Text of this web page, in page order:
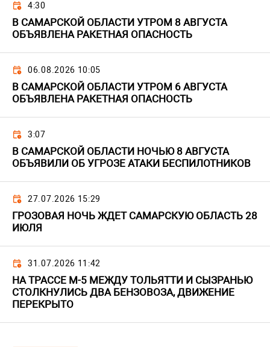
4:30
В САМАРСКОЙ ОБЛАСТИ УТРОМ 8 АВГУСТА
ОБЪЯВЛЕНА РАКЕТНАЯ ОПАСНОСТЬ
06.08.2026 10:05
В САМАРСКОЙ ОБЛАСТИ УТРОМ 6 АВГУСТА
ОБЪЯВЛЕНА РАКЕТНАЯ ОПАСНОСТЬ
3:07
В САМАРСКОЙ ОБЛАСТИ НОЧЬЮ 8 АВГУСТА
ОБЪЯВИЛИ ОБ УГРОЗЕ АТАКИ БЕСПИЛОТНИКОВ
27.07.2026 15:29
ГРОЗОВАЯ НОЧЬ ЖДЕТ САМАРСКУЮ ОБЛАСТЬ 28
ИЮЛЯ
31.07.2026 11:42
НА ТРАССЕ М-5 МЕЖДУ ТОЛЬЯТТИ И СЫЗРАНЬЮ
СТОЛКНУЛИСЬ ДВА БЕНЗОВОЗА, ДВИЖЕНИЕ
ПЕРЕКРЫТО